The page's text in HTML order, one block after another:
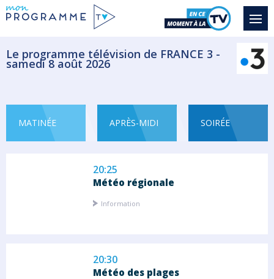
Le programme télévision de FRANCE 3 -
samedi 8 août 2026
MATINÉE APRÈS-MIDI SOIRÉE
Ce programme propose une véritable mise
en...
Cette émission propose un traitement
éditorial...
Magazine Sportif
20:25
Météo régionale
Information
20:30
Météo des plages